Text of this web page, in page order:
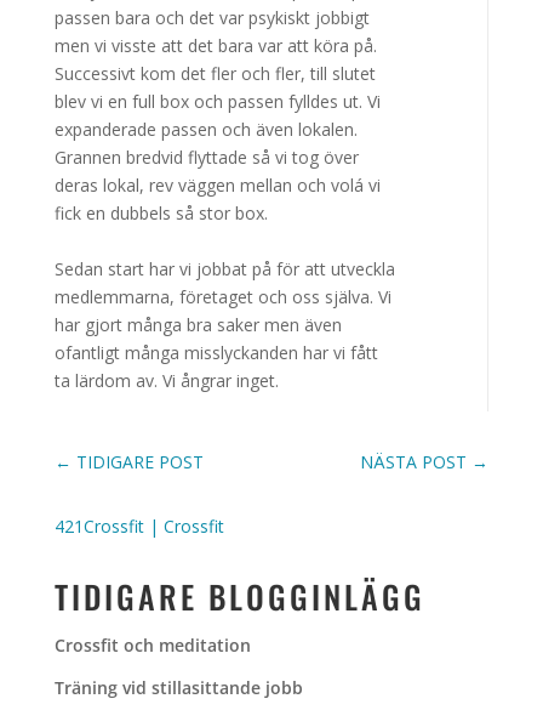
passen bara och det var psykiskt jobbigt
men vi visste att det bara var att köra på.
Successivt kom det fler och fler, till slutet
blev vi en full box och passen fylldes ut. Vi
expanderade passen och även lokalen.
Grannen bredvid flyttade så vi tog över
deras lokal, rev väggen mellan och volá vi
fick en dubbels så stor box.
Sedan start har vi jobbat på för att utveckla
medlemmarna, företaget och oss själva. Vi
har gjort många bra saker men även
ofantligt många misslyckanden har vi fått
ta lärdom av. Vi ångrar inget.
← TIDIGARE POST NÄSTA POST →
421Crossfit| Crossfit
TIDIGARE BLOGGINLÄGG
Crossfit och meditation
Träning vid stillasittande jobb